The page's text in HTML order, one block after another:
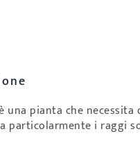
è una pianta che
particolarmente i raggi